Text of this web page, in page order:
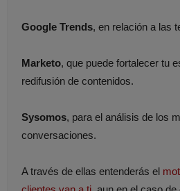
Google Trends, en relación a las
Marketo, que puede fortalecer tu
redifusión de contenidos.
Sysomos, para el análisis de los
conversaciones.
A través de ellas entenderás el